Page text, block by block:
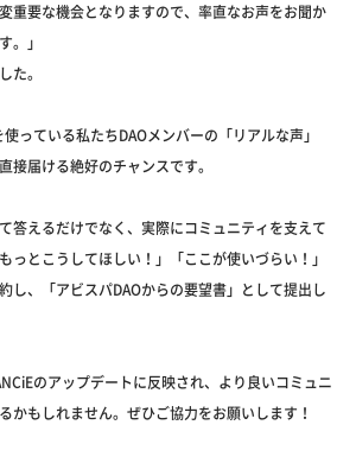
重要な機会となりますので、率直なお声をお聞か
。」
た。
っている私たちDAOメンバーの「リアルな声」
接届ける絶好のチャンスです。
答えるだけでなく、実際にコミュニティを支えて
っとこうしてほしい！」「ここが使いづらい！」
し、「アビスパDAOからの要望書」として提出し
のアップデートに反映され、より良いコミュニ
かもしれません。ぜひご協力をお願いします！